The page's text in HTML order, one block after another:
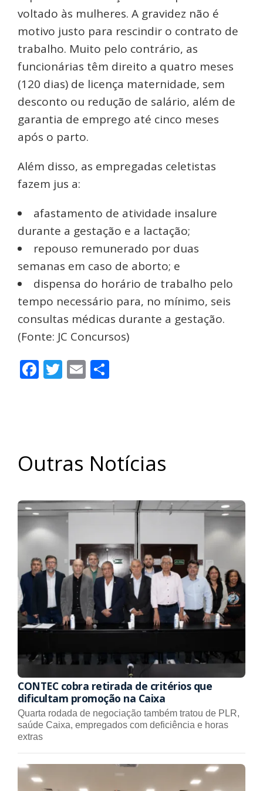
voltado às mulheres. A gravidez não é
motivo justo para rescindir o contrato de
trabalho. Muito pelo contrário, as
funcionárias têm direito a quatro meses
(120 dias) de licença maternidade, sem
desconto ou redução de salário, além de
garantia de emprego até cinco meses
após o parto.
Além disso, as empregadas celetistas
fazem jus a:
afastamento de atividade insalure
durante a gestação e a lactação;
repouso remunerado por duas
semanas em caso de aborto; e
dispensa do horário de trabalho pelo
tempo necessário para, no mínimo, seis
consultas médicas durante a gestação.
(Fonte: JC Concursos)
Facebook
Twitter
Email
Outras Notícias
CONTEC cobra retirada de critérios que
dificultam promoção na Caixa
Quarta rodada de negociação também tratou de PLR,
saúde Caixa, empregados com deficiência e horas
extras